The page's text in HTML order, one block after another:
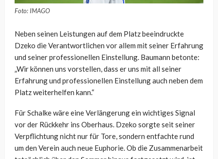
Foto: IMAGO
Neben seinen Leistungen auf dem Platz beeindruckte
Dzeko die Verantwortlichen vor allem mit seiner Erfahrung
und seiner professionellen Einstellung. Baumann betonte:
„Wir können uns vorstellen, dass er uns mit all seiner
Erfahrung und professionellen Einstellung auch neben dem
Platz weiterhelfen kann.“
Für Schalke wäre eine Verlängerung ein wichtiges Signal
vor der Rückkehr ins Oberhaus. Dzeko sorgte seit seiner
Verpflichtung nicht nur für Tore, sondern entfachte rund
um den Verein auch neue Euphorie. Ob die Zusammenarbeit